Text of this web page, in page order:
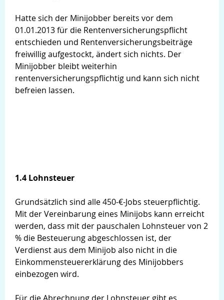
Hatte sich der Minijobber bereits vor dem
01.01.2013 für die Rentenversicherungspflicht
entschieden und Rentenversicherungsbeiträge
freiwillig aufgestockt, ändert sich nichts. Der
Minijobber bleibt weiterhin
rentenversicherungspflichtig und kann sich nicht
befreien lassen.
1.4 Lohnsteuer
Grundsätzlich sind alle 450-€-Jobs steuerpflichtig.
Mit der Vereinbarung eines Minijobs kann erreicht
werden, dass mit der pauschalen Lohnsteuer von 2
% die Besteuerung abgeschlossen ist, der
Verdienst aus dem Minijob also nicht in die
Einkommensteuererklärung des Minijobbers
einbezogen wird.